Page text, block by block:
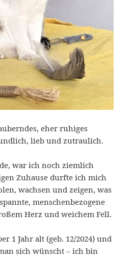
eher ruhiges
lieb und zutraulich.
war ich noch ziemlich
Zuhause durfte ich mich
wachsen und zeigen, was
menschenbezogene
Herz und weichem Fell.
1 Jahr alt (geb. 12/2024) und
sich wünscht – ich bin